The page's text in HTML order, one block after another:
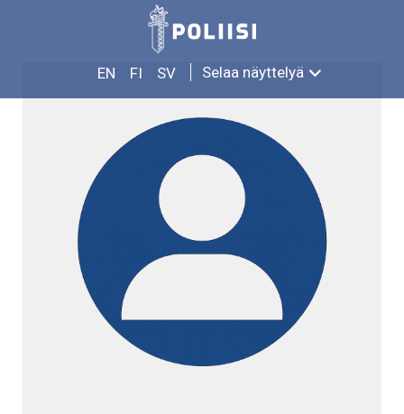
EN FI SV Selaa näyttelyä
AUGUST GUSTAVSSON